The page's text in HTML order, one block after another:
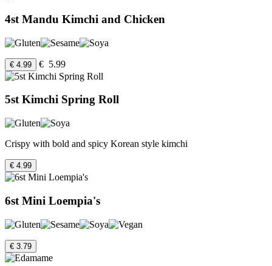
4st Mandu Kimchi and Chicken
€ 4.99 € 5.99
5st Kimchi Spring Roll
Crispy with bold and spicy Korean style kimchi
€ 4.99
6st Mini Loempia's
€ 3.79